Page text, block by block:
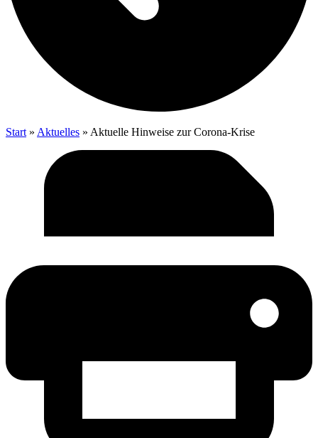
Start » Aktu­el­les » Aktu­el­le Hin­wei­se zur Corona-Krise